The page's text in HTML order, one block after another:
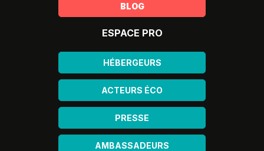
BLOG
ESPACE PRO
HÉBERGEURS
ACTEURS ÉCO
PRESSE
AMBASSADEURS